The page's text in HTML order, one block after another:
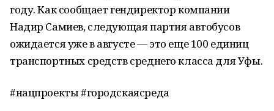
году. Как сообщает гендиректор компании
Надир Самиев, следующая партия автобусов
ожидается уже в августе — это еще 100 единиц
транспортных средств среднего класса для Уфы.
#нацпроекты #городскаясреда